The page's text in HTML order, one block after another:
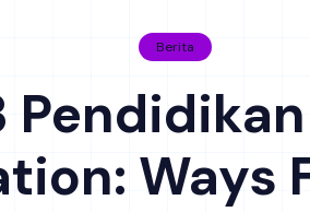
Berita
Ways